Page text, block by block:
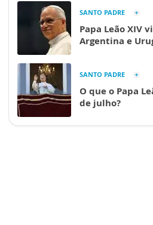
SANTO PADRE
Papa Leão XIV
Argentina e
SANTO PADRE
O que o Papa
de julho?